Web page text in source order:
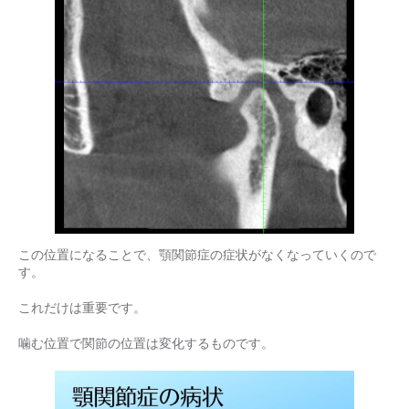
この位置になることで、顎関節症の症状がなくなっていくので
す。
これだけは重要です。
噛む位置で関節の位置は変化するものです。